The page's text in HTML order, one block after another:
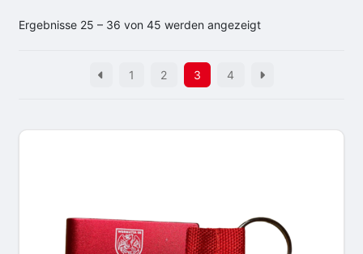
Ergebnisse 25 – 36 von 45 werden angezeigtNach
1
2 3 4